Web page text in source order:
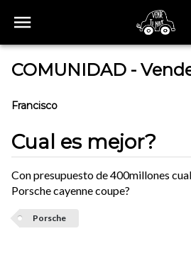
COMUNIDAD -
Francisco
Cual es mejor?
Con presupuesto de 400millones
Porsche cayenne coupe?
Porsche